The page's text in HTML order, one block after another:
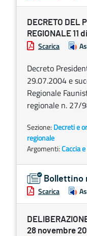
DECRETO DEL
REGIONALE 11
Scarica
Decreto
29.07.2004 e
Regionale
regionale n. 27/
Sezione: Decreti e
regionale
Argomenti:Caccia
Bollettino
Scarica
28 novembre